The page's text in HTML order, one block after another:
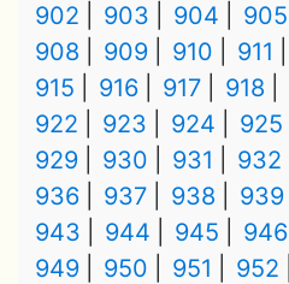
902
903 904 905
908
909 910 911
915
916 917 918
922
923 924 925
929
930 931 932
936
937 938 939
943
944 945 946
949
950 951 952